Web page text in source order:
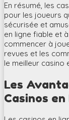
En résumé, les
pour les joueurs
sécurisée et
en ligne fiable et
commencer à
revues et les
le meilleur casino
Les
Casinos en